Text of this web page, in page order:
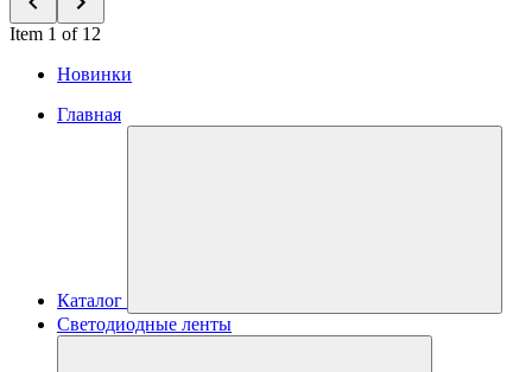
Item 1 of 12
Новинки
Главная
Каталог
Светодиодные ленты